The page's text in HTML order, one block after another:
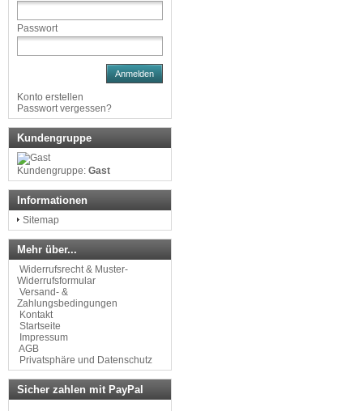
Passwort
Anmelden
Konto erstellen
Passwort vergessen?
Kundengruppe
Kundengruppe: Gast
Informationen
Sitemap
Mehr über...
Widerrufsrecht & Muster-
Widerrufsformular
Versand- &
Zahlungsbedingungen
Kontakt
Startseite
Impressum
AGB
Privatsphäre und Datenschutz
Sicher zahlen mit PayPal